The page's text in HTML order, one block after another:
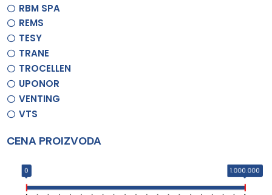
RBM SPA
REMS
TESY
TRANE
TROCELLEN
UPONOR
VENTING
VTS
CENA PROIZVODA
0 1.000.000